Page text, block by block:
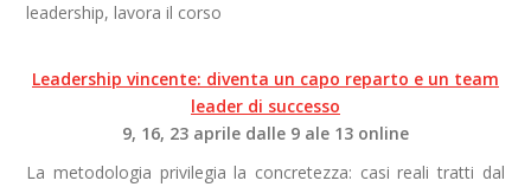
leadership, lavora il corso
Leadership vincente: diventa un capo reparto e un team
leader di successo
9, 16, 23 aprile dalle 9 ale 13 online
La metodologia privilegia la concretezza: casi reali tratti dal